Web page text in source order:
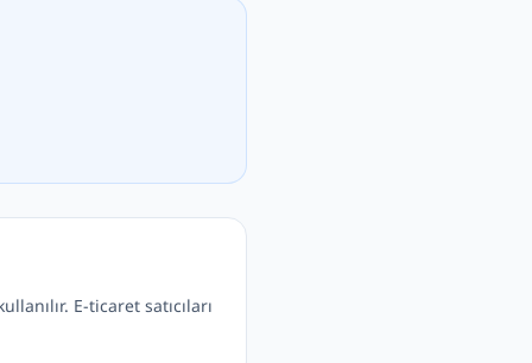
E-ticaret satıcıları